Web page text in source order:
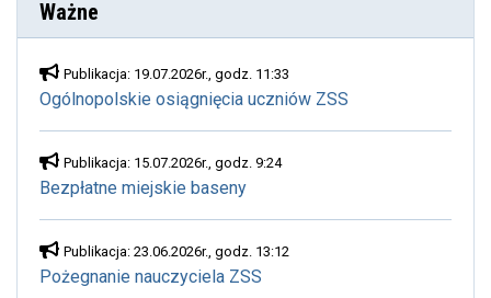
Ważne
Publikacja: 19.07.2026r., godz. 11:33
Ogólnopolskie osiągnięcia uczniów ZSS
Publikacja: 15.07.2026r., godz. 9:24
Bezpłatne miejskie baseny
Publikacja: 23.06.2026r., godz. 13:12
Pożegnanie nauczyciela ZSS